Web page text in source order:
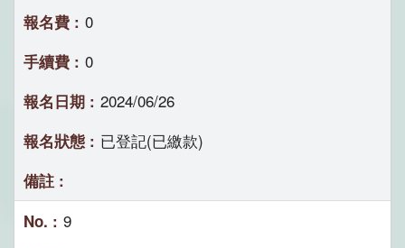
0
0
2024/06/26
已登記(已繳款)
9